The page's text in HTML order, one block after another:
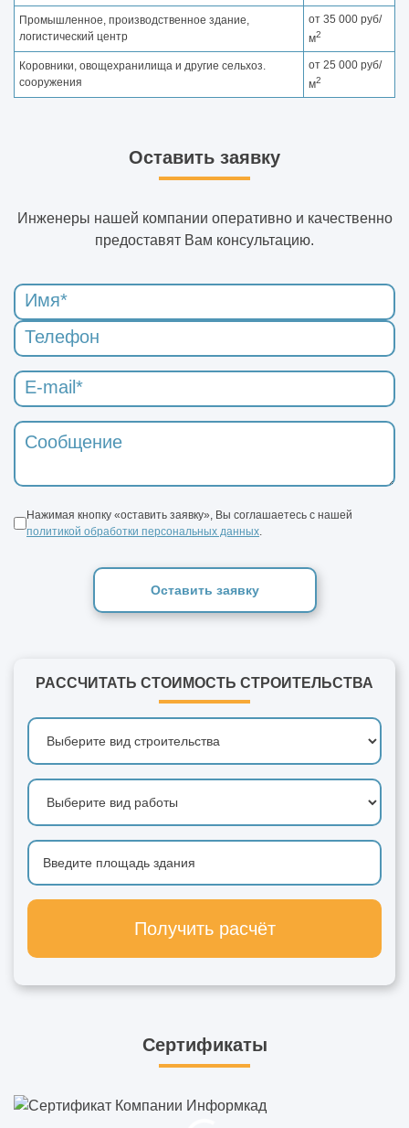
Промышленное, производственное здание,
логистический центр
от 35 000 руб/
м2
Коровники, овощехранилища и другие сельхоз.
сооружения
от 25 000 руб/
м2
Оставить заявку
Инженеры нашей компании оперативно и качественно
предоставят Вам консультацию.
Нажимая кнопку «оставить заявку», Вы соглашаетесь с нашей
политикой обработки персональных данных
Оставить заявку
РАССЧИТАТЬ СТОИМОСТЬ СТРОИТЕЛЬСТВА
Получить расчёт
Сертификаты